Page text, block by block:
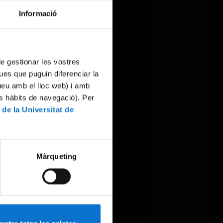
Informació
gestionar les vostres
que puguin diferenciar la
amb el lloc web) i amb
hàbits de navegació). Per
la Universitat de
Màrqueting